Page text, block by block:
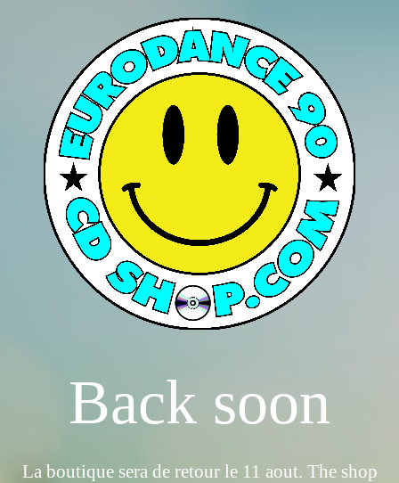
Back soon
La boutique sera de retour le 11 aout. The shop